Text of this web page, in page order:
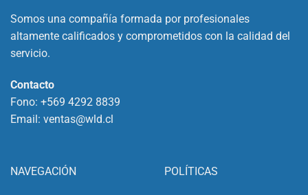
Somos una compañía formada por profesionales
altamente calificados y comprometidos con la calidad del
servicio.
Contacto
Fono: +569 4292 8839
Email: ventas@wld.cl
NAVEGACIÓN POLÍTICAS